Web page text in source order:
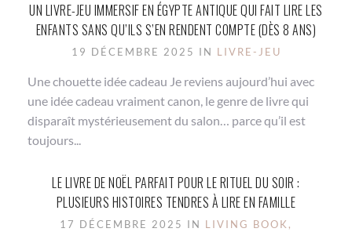
UN LIVRE-JEU IMMERSIF EN ÉGYPTE ANTIQUE QUI FAIT LIRE LES
ENFANTS SANS QU’ILS S’EN RENDENT COMPTE (DÈS 8 ANS)
19 DÉCEMBRE 2025 IN LIVRE-JEU
Une chouette idée cadeau Je reviens aujourd’hui avec
une idée cadeau vraiment canon, le genre de livre qui
disparaît mystérieusement du salon… parce qu’il est
toujours...
LE LIVRE DE NOËL PARFAIT POUR LE RITUEL DU SOIR :
PLUSIEURS HISTOIRES TENDRES À LIRE EN FAMILLE
17 DÉCEMBRE 2025 IN LIVING BOOK,